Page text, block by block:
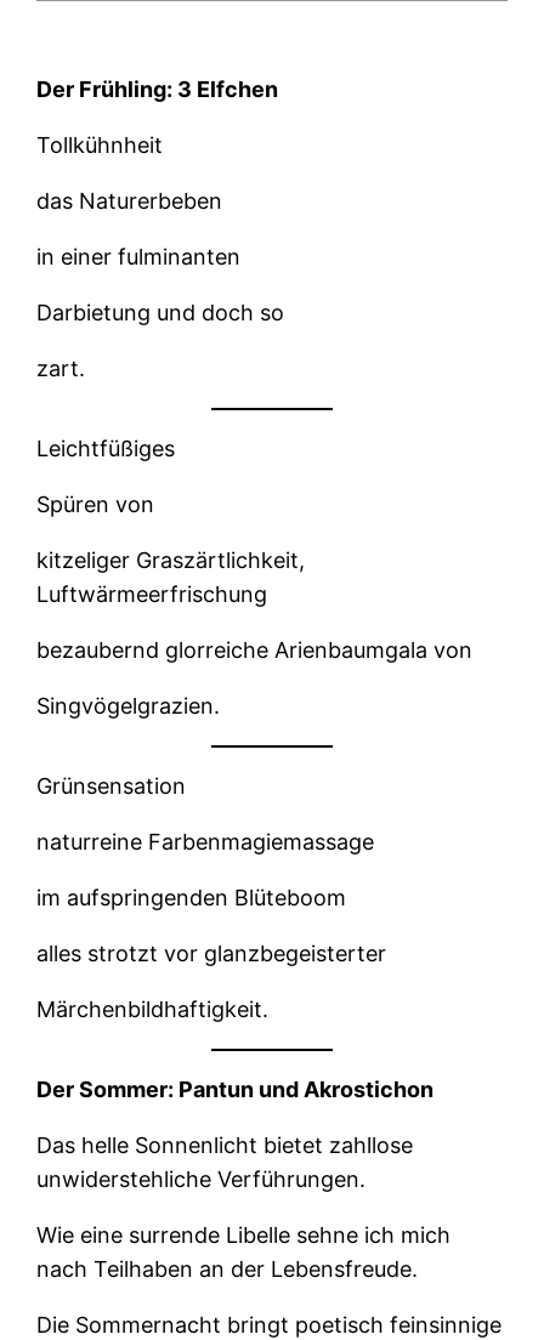
Der Frühling: 3 Elfchen
Tollkühnheit
das Naturerbeben
in einer fulminanten
Darbietung und doch so
zart.
Leichtfüßiges
Spüren von
kitzeliger Graszärtlichkeit,
Luftwärmeerfrischung
bezaubernd glorreiche Arienbaumgala von
Singvögelgrazien.
Grünsensation
naturreine Farbenmagiemassage
im aufspringenden Blüteboom
alles strotzt vor glanzbegeisterter
Märchenbildhaftigkeit.
Der Sommer: Pantun und Akrostichon
Das helle Sonnenlicht bietet zahllose
unwiderstehliche Verführungen.
Wie eine surrende Libelle sehne ich mich
nach Teilhaben an der Lebensfreude.
Die Sommernacht bringt poetisch feinsinnige